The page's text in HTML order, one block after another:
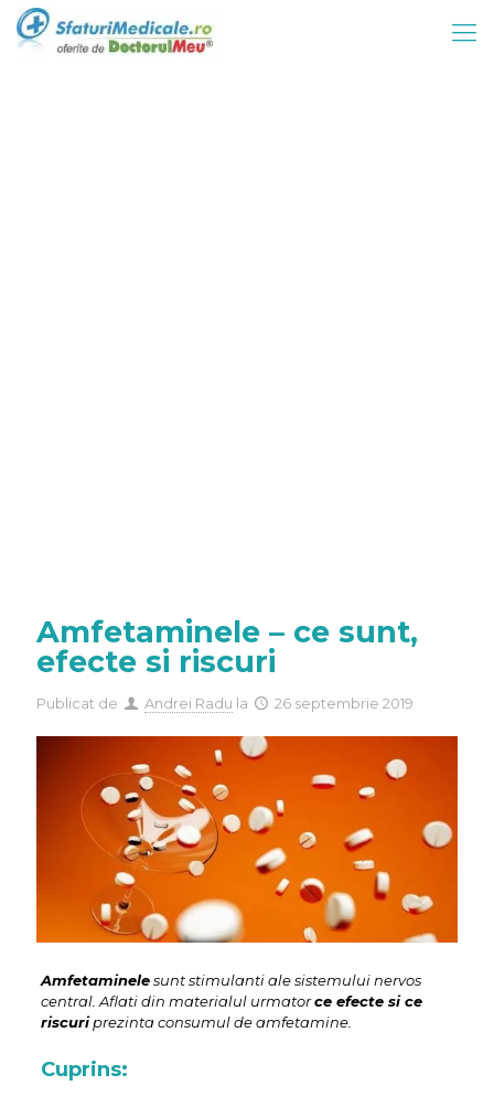
Amfetaminele – ce sunt,
efecte si riscuri
Publicat de Andrei Radu la 26 septembrie 2019
Amfetaminelesunt stimulanti ale sistemului nervos
central. Aflati din materialul urmatorce efecte si ce
riscuriprezinta consumul de amfetamine.
Cuprins: